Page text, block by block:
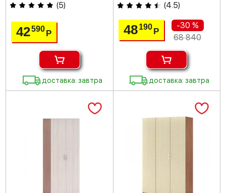
(5)
42590Р
доставка: завтра
(4.5)
48 190 Р
-30 %
68 840
доставка: завтра